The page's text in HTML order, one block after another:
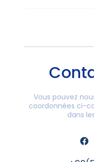
Vous pouvez
coordonnées ci-
dans